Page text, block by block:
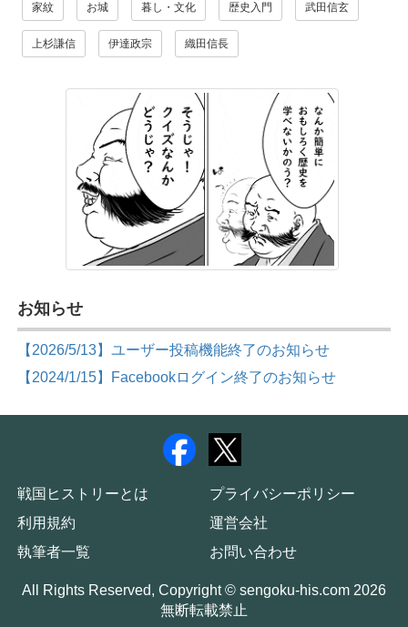
家紋 お城 暮し・文化 歴史入門 武田信玄
上杉謙信 伊達政宗 織田信長
お知らせ
【2026/5/13】ユーザー投稿機能終了のお知らせ
【2024/1/15】Facebookログイン終了のお知らせ
戦国ヒストリーとは
プライバシーポリシー
利用規約
運営会社
執筆者一覧
お問い合わせ
All Rights Reserved, Copyright © sengoku-his.com 2026
無断転載禁止